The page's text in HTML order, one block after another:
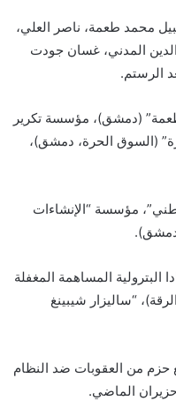
محمد طعمة، ناصر العلي،
المدني، غسان جودت
الرستم.
(دمشق)، مؤسسة تكرير
(السوق الحرة، دمشق)،
مؤسسة “الإنشاءات
المساهمة المغفلة
“ساليزار شيبينغ
حزم من العقوبات ضد النظام